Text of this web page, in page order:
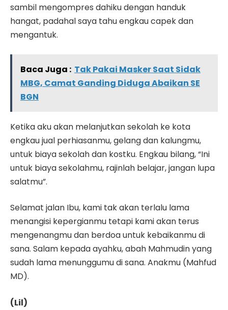
sambil mengompres dahiku dengan handuk
hangat, padahal saya tahu engkau capek dan
mengantuk.
Baca Juga : Tak Pakai Masker Saat Sidak
MBG, Camat Ganding Diduga Abaikan SE
BGN
Ketika aku akan melanjutkan sekolah ke kota
engkau jual perhiasanmu, gelang dan kalungmu,
untuk biaya sekolah dan kostku. Engkau bilang, “Ini
untuk biaya sekolahmu, rajinlah belajar, jangan lupa
salatmu”.
Selamat jalan Ibu, kami tak akan terlalu lama
menangisi kepergianmu tetapi kami akan terus
mengenangmu dan berdoa untuk kebaikanmu di
sana. Salam kepada ayahku, abah Mahmudin yang
sudah lama menunggumu di sana. Anakmu (Mahfud
MD).
(Lil)